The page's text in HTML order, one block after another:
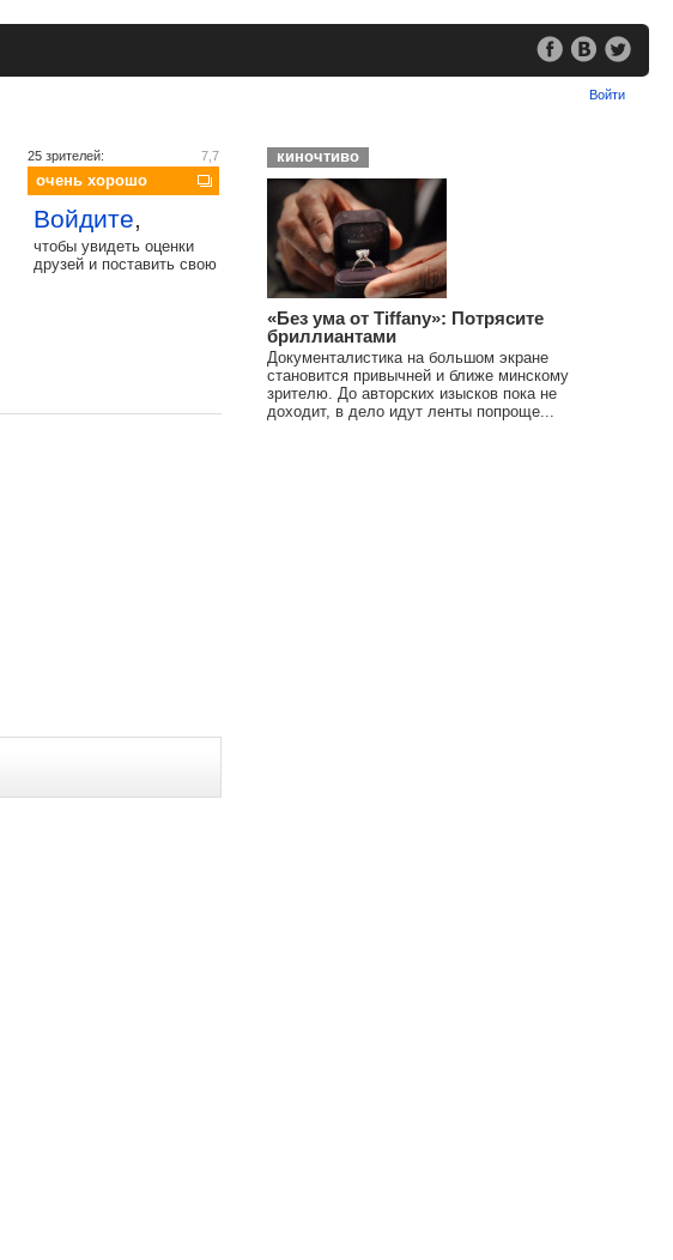
Войти
25 зрителей: 7,7
очень хорошо
Войдите,
чтобы увидеть оценки
друзей и поставить свою
киночтиво
«Без ума от Tiffany»: Потрясите
бриллиантами
Документалистика на большом экране
становится привычней и ближе минскому
зрителю. До авторских изысков пока не
доходит, в дело идут ленты попроще...